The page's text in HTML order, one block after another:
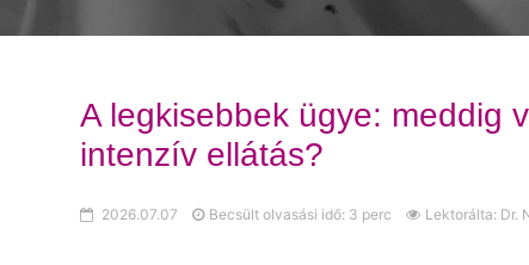
A legkisebbek ügye: meddig
intenzív ellátás?
2026.07.07 Becsült olvasási idő: 3 perc Lektorálta: Dr.